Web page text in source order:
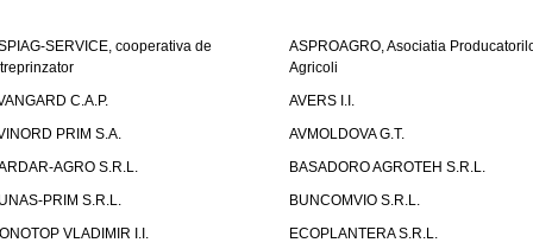
SERVICE, cooperativa de
ASPROAGRO, Asociatia
Agricoli
C.A.P.
AVERS I.I.
PRIM S.A.
AVMOLDOVA G.T.
AGRO S.R.L.
BASADORO AGROTEH S.R.L.
PRIM S.R.L.
BUNCOMVIO S.R.L.
VLADIMIR I.I.
ECOPLANTERA S.R.L.